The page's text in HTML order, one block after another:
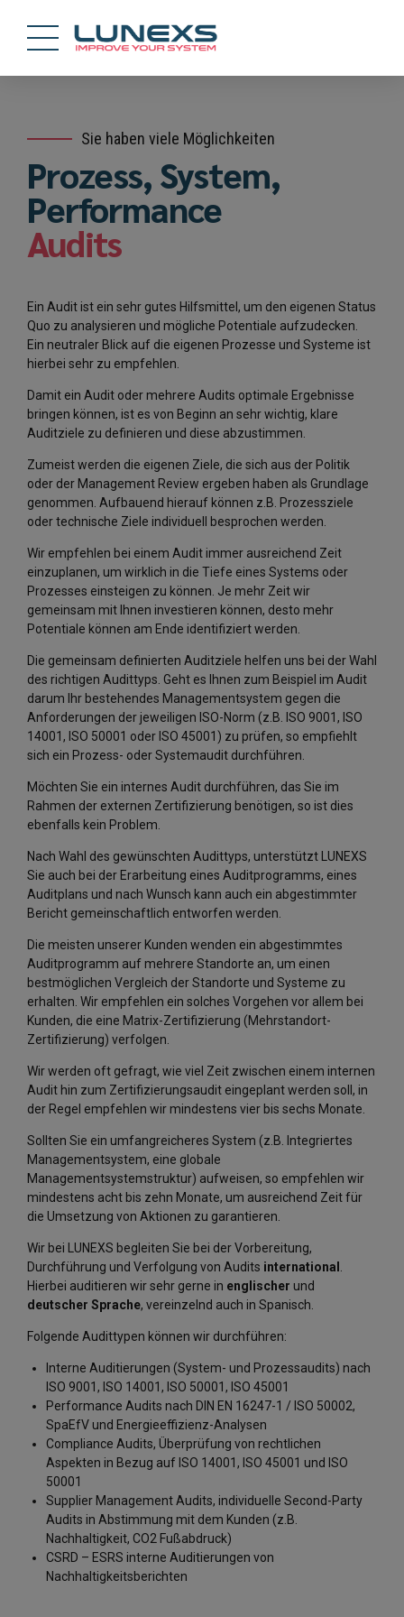
Sie haben viele Möglichkeiten
Prozess, System,
Performance
Audits
Ein Audit ist ein sehr gutes Hilfsmittel, um den eigenen Status
Quo zu analysieren und mögliche Potentiale aufzudecken.
Ein neutraler Blick auf die eigenen Prozesse und Systeme ist
hierbei sehr zu empfehlen.
Damit ein Audit oder mehrere Audits optimale Ergebnisse
bringen können, ist es von Beginn an sehr wichtig, klare
Auditziele zu definieren und diese abzustimmen.
Zumeist werden die eigenen Ziele, die sich aus der Politik
oder der Management Review ergeben haben als Grundlage
genommen. Aufbauend hierauf können z.B. Prozessziele
oder technische Ziele individuell besprochen werden.
Wir empfehlen bei einem Audit immer ausreichend Zeit
einzuplanen, um wirklich in die Tiefe eines Systems oder
Prozesses einsteigen zu können. Je mehr Zeit wir
gemeinsam mit Ihnen investieren können, desto mehr
Potentiale können am Ende identifiziert werden.
Die gemeinsam definierten Auditziele helfen uns bei der Wahl
des richtigen Audittyps. Geht es Ihnen zum Beispiel im Audit
darum Ihr bestehendes Managementsystem gegen die
Anforderungen der jeweiligen ISO-Norm (z.B. ISO 9001, ISO
14001, ISO 50001 oder ISO 45001) zu prüfen, so empfiehlt
sich ein Prozess- oder Systemaudit durchführen.
Möchten Sie ein internes Audit durchführen, das Sie im
Rahmen der externen Zertifizierung benötigen, so ist dies
ebenfalls kein Problem.
Nach Wahl des gewünschten Audittyps, unterstützt LUNEXS
Sie auch bei der Erarbeitung eines Auditprogramms, eines
Auditplans und nach Wunsch kann auch ein abgestimmter
Bericht gemeinschaftlich entworfen werden.
Die meisten unserer Kunden wenden ein abgestimmtes
Auditprogramm auf mehrere Standorte an, um einen
bestmöglichen Vergleich der Standorte und Systeme zu
erhalten. Wir empfehlen ein solches Vorgehen vor allem bei
Kunden, die eine Matrix-Zertifizierung (Mehrstandort-
Zertifizierung) verfolgen.
Wir werden oft gefragt, wie viel Zeit zwischen einem internen
Audit hin zum Zertifizierungsaudit eingeplant werden soll, in
der Regel empfehlen wir mindestens vier bis sechs Monate.
Sollten Sie ein umfangreicheres System (z.B. Integriertes
Managementsystem, eine globale
Managementsystemstruktur) aufweisen, so empfehlen wir
mindestens acht bis zehn Monate, um ausreichend Zeit für
die Umsetzung von Aktionen zu garantieren.
Wir bei LUNEXS begleiten Sie bei der Vorbereitung,
Durchführung und Verfolgung von Audits international
Hierbei auditieren wir sehr gerne in englischer und
deutscher Sprache, vereinzelnd auch in Spanisch.
Folgende Audittypen können wir durchführen:
Interne Auditierungen (System- und Prozessaudits) nach
ISO 9001, ISO 14001, ISO 50001, ISO 45001
Performance Audits nach DIN EN 16247-1 / ISO 50002,
SpaEfV und Energieeffizienz-Analysen
Compliance Audits, Überprüfung von rechtlichen
Aspekten in Bezug auf ISO 14001, ISO 45001 und ISO
50001
Supplier Management Audits, individuelle Second-Party
Audits in Abstimmung mit dem Kunden (z.B.
Nachhaltigkeit, CO2 Fußabdruck)
CSRD – ESRS interne Auditierungen von
Nachhaltigkeitsberichten